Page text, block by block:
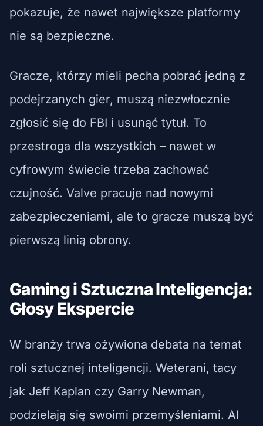
pokazuje, że nawet największe platformy
nie są bezpieczne.
Gracze, którzy mieli pecha pobrać jedną z
podejrzanych gier, muszą niezwłocznie
zgłosić się do FBI i usunąć tytuł. To
przestroga dla wszystkich – nawet w
cyfrowym świecie trzeba zachować
czujność. Valve pracuje nad nowymi
zabezpieczeniami, ale to gracze muszą być
pierwszą linią obrony.
Gaming i Sztuczna Inteligencja:
Głosy Ekspercie
W branży trwa ożywiona debata na temat
roli sztucznej inteligencji. Weterani, tacy
jak Jeff Kaplan czy Garry Newman,
podzielają się swoimi przemyśleniami. AI